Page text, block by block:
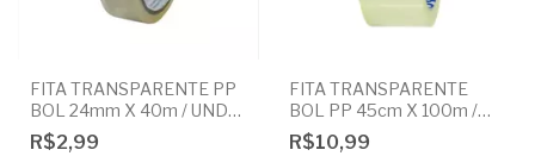
FITA TRANSPARENTE PP
BOL 24mm X 40m / UND
OU PAC COM 6
R$2,99
FITA TRANSPARENTE
BOL PP 45cm X 100m /
UND OU PAC COM 6
R$10,99